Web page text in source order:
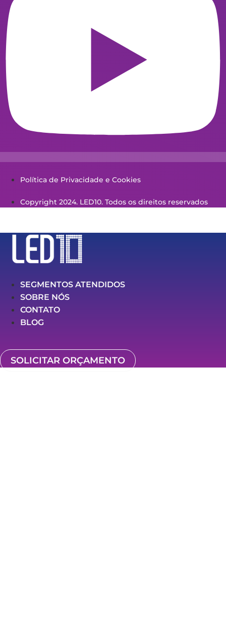
Política de Privacidade e Cookies
Copyright 2024. LED10. Todos os direitos reservados
SEGMENTOS ATENDIDOS
SOBRE NÓS
CONTATO
BLOG
SOLICITAR ORÇAMENTO